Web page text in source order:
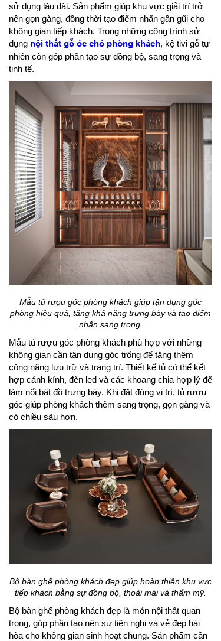
sử dụng lâu dài. Sản phẩm giúp khu vực giải trí trở
nên gọn gàng, đồng thời tạo điểm nhấn gần gũi cho
không gian tiếp khách. Trong những công trình sử
dụng nội thất gỗ óc chó phòng khách, kệ tivi gỗ tự
nhiên còn góp phần tạo sự đồng bộ, sang trọng và
tinh tế.
Mẫu tủ rượu góc phòng khách giúp tận dụng góc
phòng hiệu quả, tăng khả năng trưng bày và tạo điểm
nhấn sang trọng.
Mẫu tủ rượu góc phòng khách phù hợp với những
không gian cần tận dụng góc trống để tăng thêm
công năng lưu trữ và trang trí. Thiết kế tủ có thể kết
hợp cánh kính, đèn led và các khoang chia hợp lý để
làm nổi bật đồ trưng bày. Khi đặt đúng vị trí, tủ rượu
góc giúp phòng khách thêm sang trọng, gọn gàng và
có chiều sâu hơn.
Bộ bàn ghế phòng khách đẹp giúp hoàn thiện khu vực
tiếp khách bằng sự đồng bộ, thoải mái và thẩm mỹ.
Bộ bàn ghế phòng khách đẹp là món nội thất quan
trọng, góp phần tạo nên sự tiện nghi và vẻ đẹp hài
hòa cho không gian sinh hoạt chung. Sản phẩm cần